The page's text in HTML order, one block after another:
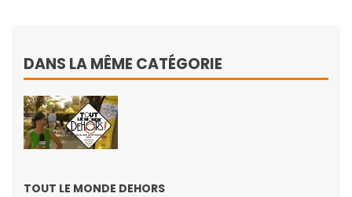
DANS LA MÊME CATÉGORIE
TOUT LE MONDE DEHORS